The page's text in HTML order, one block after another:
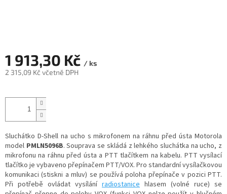
1 913,30 Kč / ks
2 315,09 Kč včetně DPH
cena:
Sluchátko D-Shell na ucho s mikrofonem na ráhnu před ústa Motorola
model PMLN5096B. Souprava se skládá z lehkého sluchátka na ucho, z
mikrofonu na ráhnu před ústa a PTT tlačítkem na kabelu. PTT vysílací
tlačítko je vybaveno přepínačem PTT/VOX. Pro standardní vysílačkovou
komunikaci (stiskni a mluv) se používá poloha přepínače v pozici PTT.
Při potřebě ovládat vysílání radiostanice hlasem (volné ruce) se